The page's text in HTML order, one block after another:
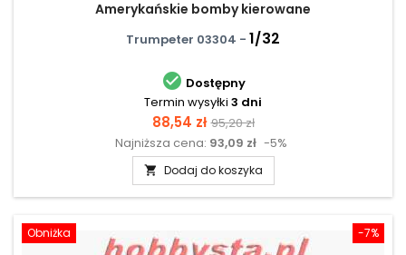
Amerykańskie bomby kierowane
Trumpeter 03304 - 1/32
 Dostępny
Termin wysyłki 3 dni
Cena
88,54 zł Cena
podstawowa
95,20 zł
Najniższa cena: 93,09 zł -5%
 Dodaj do koszyka
-7%
Obniżka